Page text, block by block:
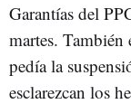
Garantías del
martes.
pedía la
esclarezcan los